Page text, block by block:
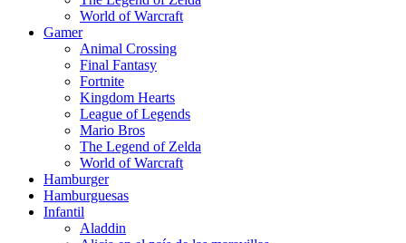
World of Warcraft
Gamer
Animal Crossing
Final Fantasy
Fortnite
Kingdom Hearts
League of Legends
Mario Bros
The Legend of Zelda
World of Warcraft
Hamburger
Hamburguesas
Infantil
Aladdin